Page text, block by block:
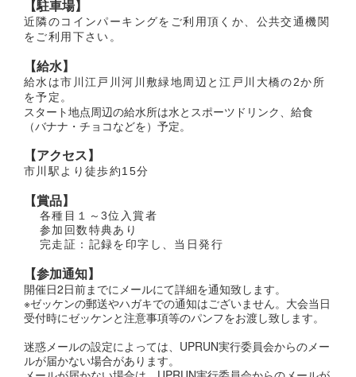
【駐車場】
近隣のコインパーキングをご利用頂くか、公共交通機関
をご利用下さい。
【給水】
給水は市川江戸川河川敷緑地周辺と江戸川大橋の2か所
を予定。
スタート地点周辺の給水所は水とスポーツドリンク、給食
（バナナ・チョコなどを）予定。
【アクセス】
市川駅より徒歩約15分
【賞品】
各種目１～3位入賞者
参加回数特典あり
完走証：記録を印字し、当日発行
【参加通知】
開催日2日前までにメールにて詳細を通知致します。
※ゼッケンの郵送やハガキでの通知はございません。大会当日
受付時にゼッケンと注意事項等のパンフをお渡し致します。
迷惑メールの設定によっては、UPRUN実行委員会からのメー
ルが届かない場合があります。